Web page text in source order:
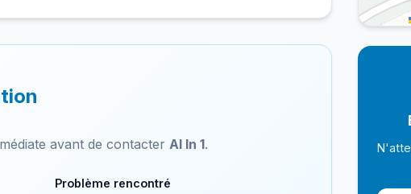
avant de contacter Al In 1.
Problème rencontré